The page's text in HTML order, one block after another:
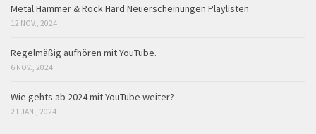
Metal Hammer & Rock Hard Neuerscheinungen Playlisten
12 NOV., 2024
Regelmäßig aufhören mit YouTube.
6 NOV., 2024
Wie gehts ab 2024 mit YouTube weiter?
21 JAN., 2024